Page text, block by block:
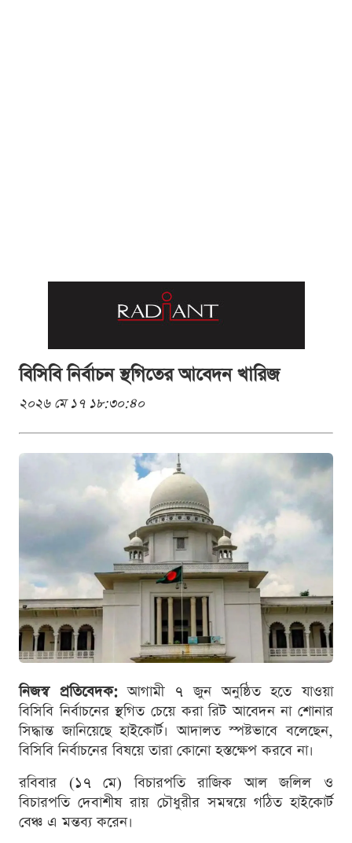
বিসিবি নির্বাচন স্থগিতের আবেদন খারিজ
২০২৬ মে ১৭ ১৮:৩০:৪০
নিজস্ব প্রতিবেদক:আগামী ৭ জুন অনুষ্ঠিত হতে যাওয়া
বিসিবি নির্বাচনের স্থগিত চেয়ে করা রিট আবেদন না শোনার
সিদ্ধান্ত জানিয়েছে হাইকোর্ট। আদালত স্পষ্টভাবে বলেছেন,
বিসিবি নির্বাচনের বিষয়ে তারা কোনো হস্তক্ষেপ করবে না।
রবিবার (১৭ মে) বিচারপতি রাজিক আল জলিল ও
বিচারপতি দেবাশীষ রায় চৌধুরীর সমন্বয়ে গঠিত হাইকোর্ট
বেঞ্চ এ মন্তব্য করেন।